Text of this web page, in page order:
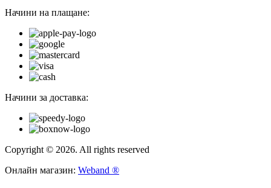
Начини на плащане:
Начини за доставка:
Copyright © 2026. All rights reserved
Онлайн магазин: Weband ®